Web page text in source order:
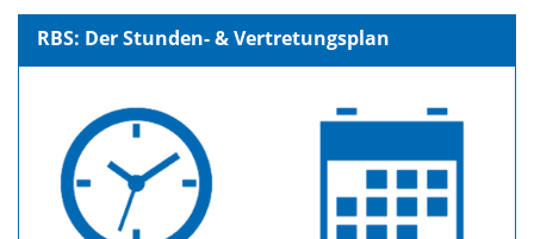
RBS: Der Stunden- & Vertretungsplan